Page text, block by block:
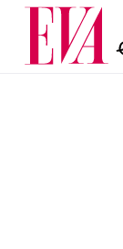
Carieră
Actualitate